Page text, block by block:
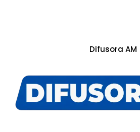
Difusora AM